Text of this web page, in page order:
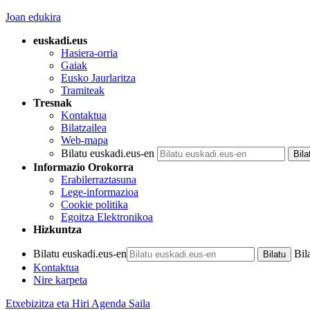
Joan edukira
euskadi.eus
Hasiera-orria
Gaiak
Eusko Jaurlaritza
Tramiteak
Tresnak
Kontaktua
Bilatzailea
Web-mapa
Bilatu euskadi.eus-en
Informazio Orokorra
Erabilerraztasuna
Lege-informazioa
Cookie politika
Egoitza Elektronikoa
Hizkuntza
Bilatu euskadi.eus-en
Kontaktua
Nire karpeta
Etxebizitza eta Hiri Agenda Saila